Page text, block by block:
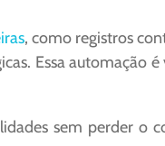
, como registros
Essa automação
sem perder o